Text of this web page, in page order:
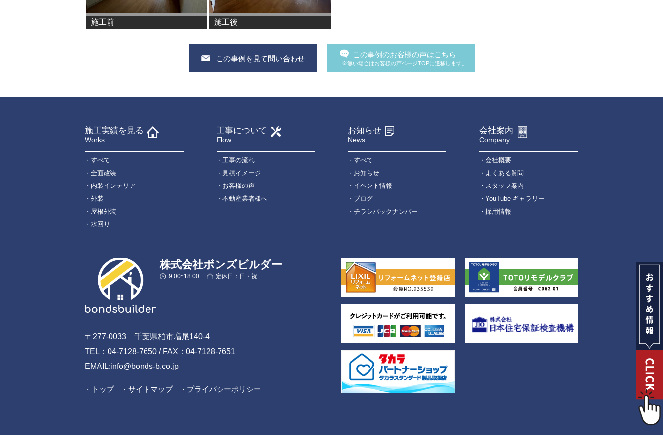
施工前 施工後
この事例を見て問い合わせ この事例のお客様の声はこちら
※無い場合はお客様の声ページTOPに遷移します。
施工実績を見る
Works
すべて
全面改装
内装インテリア
外装
屋根外装
水回り
工事について
Flow
工事の流れ
見積イメージ
お客様の声
不動産業者様へ
お知らせ
News
すべて
お知らせ
イベント情報
ブログ
チラシバックナンバー
会社案内
Company
会社概要
よくある質問
スタッフ案内
YouTube ギャラリー
採用情報
株式会社ボンズビルダー
9:00~18:00 定休日：日・祝
〒277-0033 千葉県柏市増尾140-4
TEL：04-7128-7650 / FAX：04-7128-7651
EMAIL:info@bonds-b.co.jp
トップ サイトマップ プライバシーポリシー